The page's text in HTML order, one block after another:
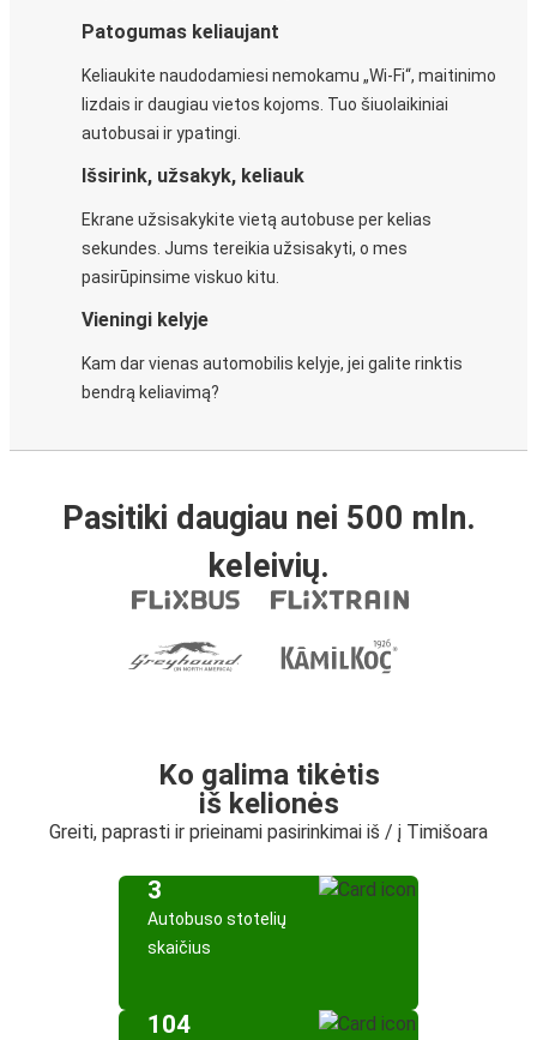
Patogumas keliaujant
Keliaukite naudodamiesi nemokamu „Wi-Fi“, maitinimo
lizdais ir daugiau vietos kojoms. Tuo šiuolaikiniai
autobusai ir ypatingi.
Išsirink, užsakyk, keliauk
Ekrane užsisakykite vietą autobuse per kelias
sekundes. Jums tereikia užsisakyti, o mes
pasirūpinsime viskuo kitu.
Vieningi kelyje
Kam dar vienas automobilis kelyje, jei galite rinktis
bendrą keliavimą?
Pasitiki daugiau nei 500 mln.
keleivių.
Ko galima tikėtis
iš kelionės
Greiti, paprasti ir prieinami pasirinkimai iš / į Timišoara
3
Autobuso stotelių
skaičius
104